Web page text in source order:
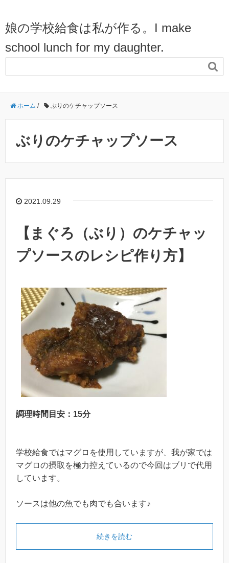
娘の学校給食は私が作る。I make
school lunch for my daughter.

ホーム / ぶりのケチャップソース
ぶりのケチャップソース
2021.09.29
【まぐろ（ぶり）のケチャッ
プソースのレシピ作り方】
調理時間目安：15分
学校給食ではマグロを使用していますが、我が家では
マグロの摂取を極力控えているので今回はブリで代用
しています。
ソースは他の魚でも肉でも合います♪
続きを読む